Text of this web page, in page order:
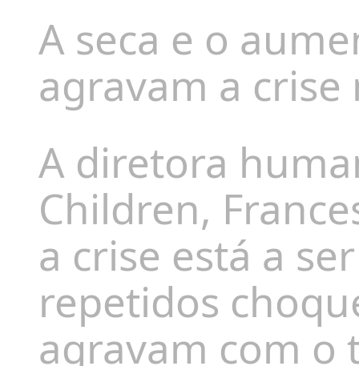
A seca e o
agravam a
A diretora
Children,
a crise está a ser
repetidos
agravam com o